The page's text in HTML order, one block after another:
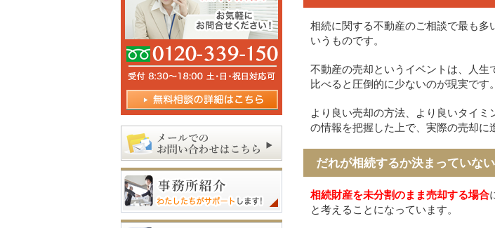
相続に関する不動産のご相談で最も多
いうものです。
不動産の売却というイベントは、人
比べると圧倒的に少ないのが現実です。
より良い売却の方法、より良いタイ
の情報を把握した上で、実際の売却に
だれが相続するか決まっていな
相続財産を未分割のまま売却する場合
と考えることになっています。